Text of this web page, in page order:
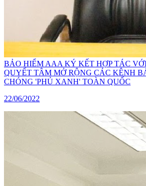
BẢO HIỂM AAA KÝ KẾT HỢP TÁC
QUYẾT TÂM MỞ RỘNG CÁC KÊNH
CHÓNG 'PHỦ XANH' TOÀN QUỐC
22/06/2022